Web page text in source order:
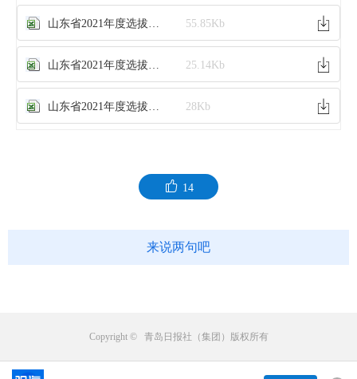
55.85Kb
25.14Kb
28Kb
14
来说两句吧
Copyright © 青岛日报社（集团）版权所有